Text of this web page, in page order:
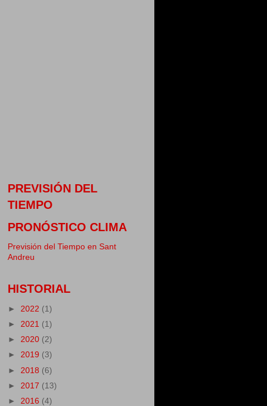
PREVISIÓN DEL
TIEMPO
PRONÓSTICO CLIMA
Previsión del Tiempo en Sant
Andreu
HISTORIAL
► 2022 (1)
► 2021 (1)
► 2020 (2)
► 2019 (3)
► 2018 (6)
► 2017 (13)
► 2016 (4)